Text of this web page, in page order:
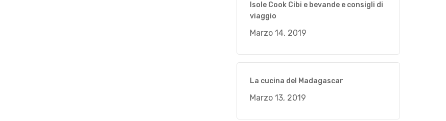
Isole Cook Cibi e bevande e consigli di
viaggio
Marzo 14, 2019
La cucina del Madagascar
Marzo 13, 2019